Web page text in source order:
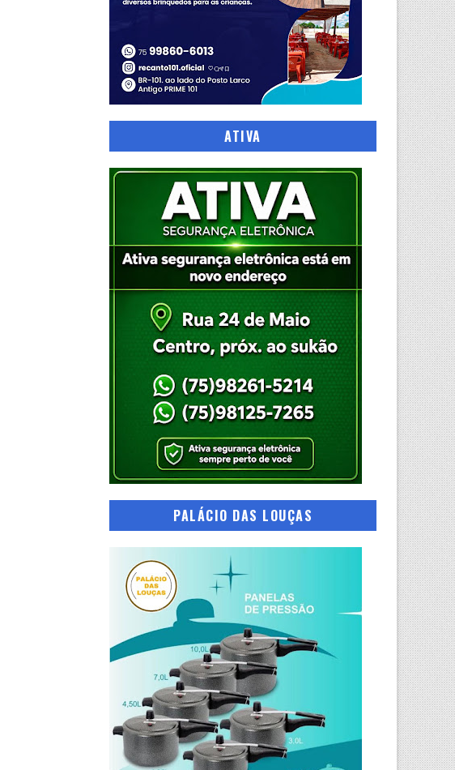
ATIVA
PALÁCIO DAS LOUÇAS